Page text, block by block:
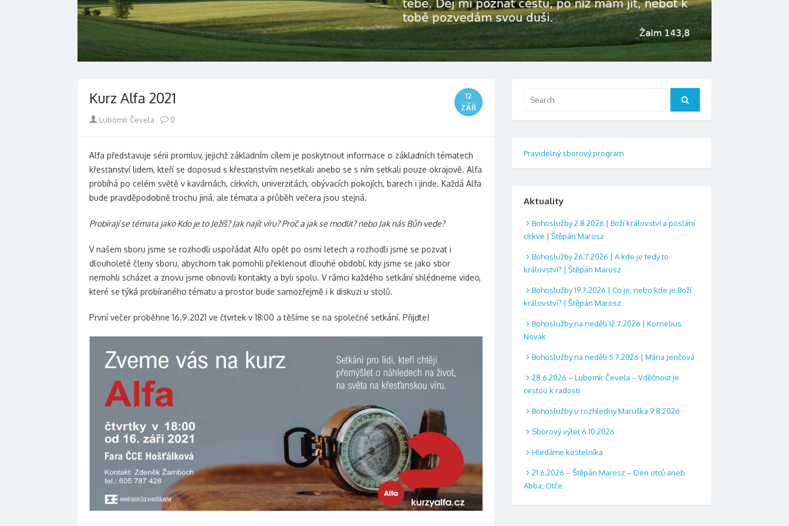
Kurz Alfa 2021
12
ZÁŘ
Author
Lubomír Čevela 0
Alfa představuje sérii promluv, jejichž základním cílem je poskytnout informace o základních tématech
křesťanství lidem, kteří se doposud s křesťanstvím nesetkali anebo se s ním setkali pouze okrajově. Alfa
probíhá po celém světě v kavárnách, církvích, univerzitách, obývacích pokojích, barech i jinde. Každá Alfa
bude pravděpodobně trochu jiná, ale témata a průběh večera jsou stejná.
Probírají se témata jako Kdo je to Ježíš? Jak najít víru? Proč a jak se modlit? nebo Jak nás Bůh vede?
V našem sboru jsme se rozhodli uspořádat Alfu opět po osmi letech a rozhodli jsme se pozvat i
dlouholeté členy sboru, abychom tak pomohli překlenout dlouhé období, kdy jsme se jako sbor
nemohli scházet a znovu jsme obnovili kontakty a byli spolu. V rámci každého setkání shlédneme video,
které se týká probíraného tématu a prostor bude samozřejmě i k diskuzi u stolů.
První večer proběhne 16.9.2021 ve čtvrtek v 18:00 a těšíme se na společné setkání. Přijďte!
Search
Pravidelný sborový program
Aktuality
Bohoslužby 2.8.2026 | Boží království a poslání
církve | Štěpán Marosz
Bohoslužby 26.7.2026 | A kde je tedy to
království? | Štěpán Marosz
Bohoslužby 19.7.2026 | Co je, nebo kde je Boží
království? | Štěpán Marosz
Bohoslužby na neděli 12.7.2026 | Kornelius
Novak
Bohoslužby na neděli 5.7.2026 | Mária Jenčová
28.6.2026 – Lubomír Čevela – Vděčnost je
cestou k radosti
Bohoslužby u rozhledny Maruška 9.8.2026
Sborový výlet 6.10.2026
Hledáme kostelníka
21.6.2026 – Štěpán Marosz – Den otců aneb
Abba, Otče